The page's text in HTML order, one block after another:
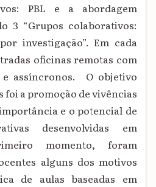
PBL e a abordagem
3 “Grupos colaborativos:
investigação”. Em cada
oficinas remotas com
assíncronos. O objetivo
a promoção de vivências
e o potencial de
desenvolvidas em
momento, foram
alguns dos motivos
de aulas baseadas em